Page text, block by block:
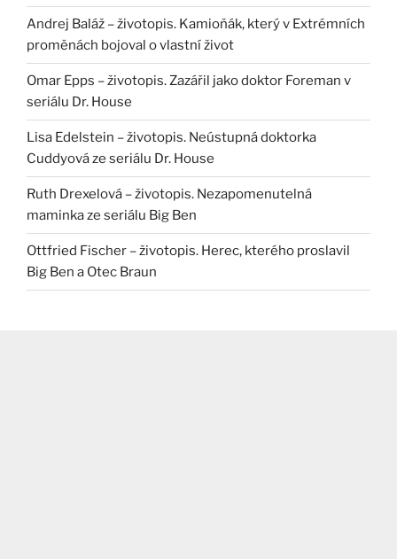
Andrej Baláž – životopis. Kamioňák, který v Extrémních
proměnách bojoval o vlastní život
Omar Epps – životopis. Zazářil jako doktor Foreman v
seriálu Dr. House
Lisa Edelstein – životopis. Neústupná doktorka
Cuddyová ze seriálu Dr. House
Ruth Drexelová – životopis. Nezapomenutelná
maminka ze seriálu Big Ben
Ottfried Fischer – životopis. Herec, kterého proslavil
Big Ben a Otec Braun